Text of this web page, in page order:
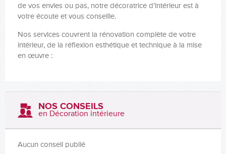
de vos envies ou pas, notre décoratrice d’intérieur est à
votre écoute et vous conseille.
Nos services couvrent la rénovation complète de votre
intérieur, de la réflexion esthétique et technique à la mise
en œuvre :
NOS CONSEILS
en Décoration intérieure
Aucun conseil publié